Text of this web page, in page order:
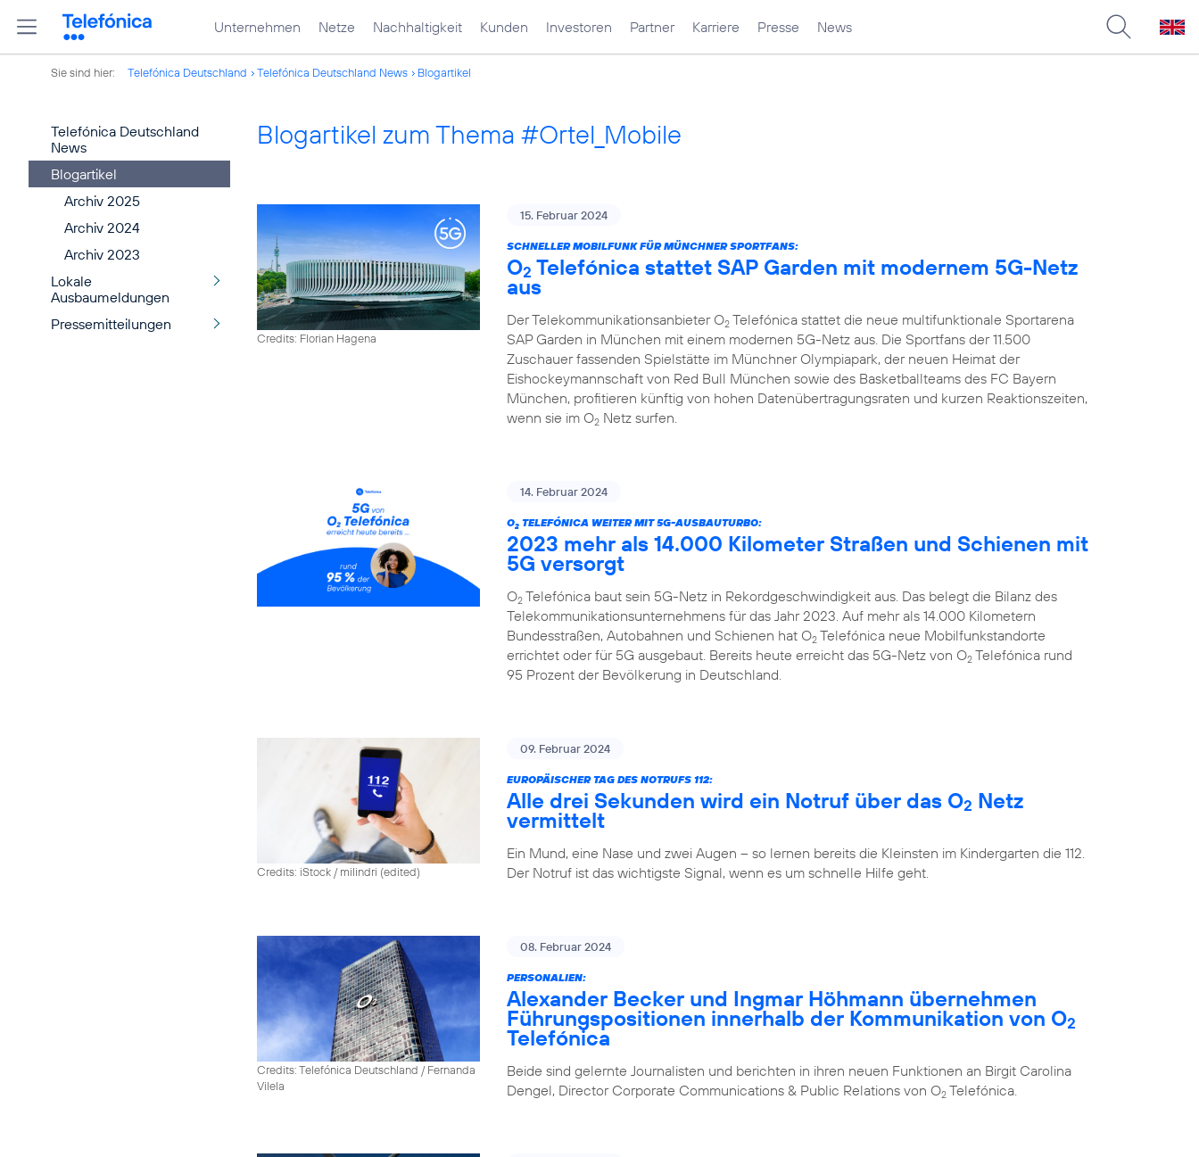
Unternehmen Netze Nachhaltigkeit Kunden Investoren Partner Karriere Presse News
Sie sind hier: Telefónica Deutschland Telefónica Deutschland News Blogartikel
Telefónica Deutschland
News
Blogartikel
Archiv 2025
Archiv 2024
Archiv 2023
Lokale
Ausbaumeldungen
Pressemitteilungen
Blogartikel zum Thema #Ortel_Mobile
Credits: Florian Hagena
15. Februar 2024
SCHNELLER MOBILFUNK FÜR MÜNCHNER SPORTFANS:
O2 Telefónica stattet SAP Garden mit modernem 5G-Netz
aus
Der Telekommunikationsanbieter O2 Telefónica stattet die neue multifunktionale Sportarena
SAP Garden in München mit einem modernen 5G-Netz aus. Die Sportfans der 11.500
Zuschauer fassenden Spielstätte im Münchner Olympiapark, der neuen Heimat der
Eishockeymannschaft von Red Bull München sowie des Basketballteams des FC Bayern
München, profitieren künftig von hohen Datenübertragungsraten und kurzen Reaktionszeiten,
wenn sie im O2 Netz surfen.
14. Februar 2024
O2 TELEFÓNICA WEITER MIT 5G-AUSBAUTURBO:
2023 mehr als 14.000 Kilometer Straßen und Schienen mit
5G versorgt
O2 Telefónica baut sein 5G-Netz in Rekordgeschwindigkeit aus. Das belegt die Bilanz des
Telekommunikationsunternehmens für das Jahr 2023. Auf mehr als 14.000 Kilometern
Bundesstraßen, Autobahnen und Schienen hat O2 Telefónica neue Mobilfunkstandorte
errichtet oder für 5G ausgebaut. Bereits heute erreicht das 5G-Netz von O2 Telefónica rund
95 Prozent der Bevölkerung in Deutschland.
Credits: iStock / milindri (edited)
09. Februar 2024
EUROPÄISCHER TAG DES NOTRUFS 112:
Alle drei Sekunden wird ein Notruf über das O2 Netz
vermittelt
Ein Mund, eine Nase und zwei Augen – so lernen bereits die Kleinsten im Kindergarten die 112.
Der Notruf ist das wichtigste Signal, wenn es um schnelle Hilfe geht.
Credits: Telefónica Deutschland / Fernanda
Vilela
08. Februar 2024
PERSONALIEN:
Alexander Becker und Ingmar Höhmann übernehmen
Führungspositionen innerhalb der Kommunikation von O2
Telefónica
Beide sind gelernte Journalisten und berichten in ihren neuen Funktionen an Birgit Carolina
Dengel, Director Corporate Communications & Public Relations von O2 Telefónica.